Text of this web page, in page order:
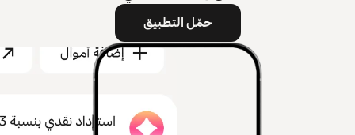
حمّل التطبيق